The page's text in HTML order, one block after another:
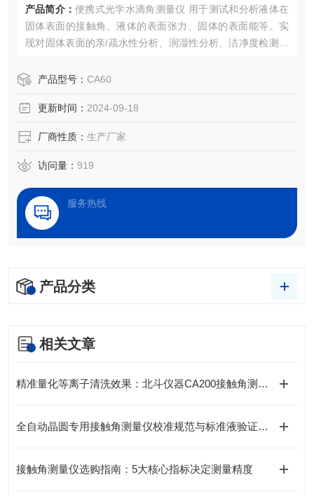
产品简介： 便携式光学水滴角测量仪 用于测试和分析液体在
固体表面的接触角、液体的表面张力、固体的表面能等。实
现对固体表面的亲/疏水性分析、润湿性分析、洁净度检测、
分析。设备广泛应用于化工、医药、食品、电子、印染、喷
产品型号： CA60
更新时间： 2024-09-18
厂商性质： 生产厂家
访问量： 919
服务热线
产品分类
相关文章
精准量化等离子清洗效果：北斗仪器CA200接触角测量仪深度解析
全自动晶圆专用接触角测量仪校准规范与标准液验证方法
接触角测量仪选购指南：5大核心指标决定测量精度